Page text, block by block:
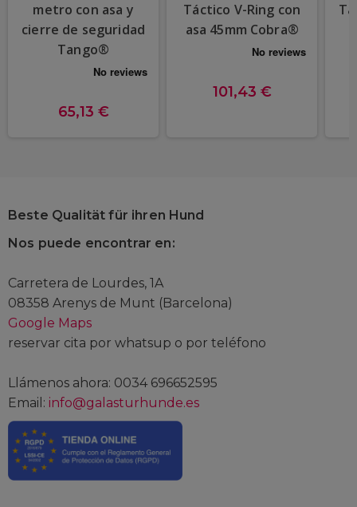
metro con asa y
cierre de seguridad
Tango®
65,13 €
Táctico V-Ring con
asa 45mm Cobra®
101,43 €
Beste Qualität für ihren Hund
Nos puede encontrar en:
Carretera de Lourdes, 1A
08358 Arenys de Munt (Barcelona)
Google Maps
reservar cita por whatsup o por teléfono
Llámenos ahora: 0034 696652595
Email: info@galasturhunde.es